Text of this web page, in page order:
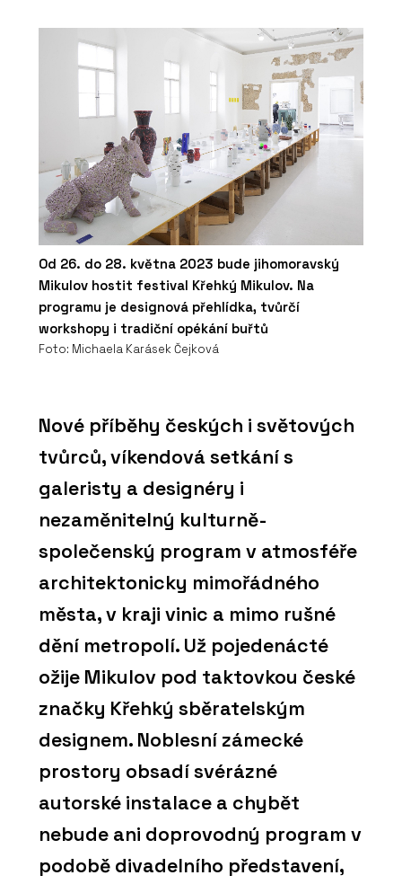
Od 26. do 28. května 2023 bude jihomoravský
Mikulov hostit festival Křehký Mikulov. Na
programu je designová přehlídka, tvůrčí
workshopy i tradiční opékání buřtů
Foto: Michaela Karásek Čejková
Nové příběhy českých i světových
tvůrců, víkendová setkání s
galeristy a designéry i
nezaměnitelný kulturně-
společenský program v atmosféře
architektonicky mimořádného
města, v kraji vinic a mimo rušné
dění metropolí. Už pojedenácté
ožije Mikulov pod taktovkou české
značky Křehký sběratelským
designem. Noblesní zámecké
prostory obsadí svérázné
autorské instalace a chybět
nebude ani doprovodný program v
podobě divadelního představení,